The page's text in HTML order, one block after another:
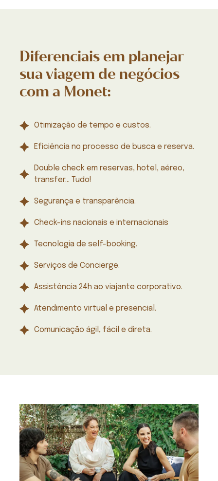
Diferenciais em planejar
sua viagem de negócios
com a Monet:
Otimização de tempo e custos.
Eficiência no processo de busca e reserva.
Double check em reservas, hotel, aéreo,
transfer… Tudo!
Segurança e transparência.
Check-ins nacionais e internacionais
Tecnologia de self-booking.
Serviços de Concierge.
Assistência 24h ao viajante corporativo.
Atendimento virtual e presencial.
Comunicação ágil, fácil e direta.